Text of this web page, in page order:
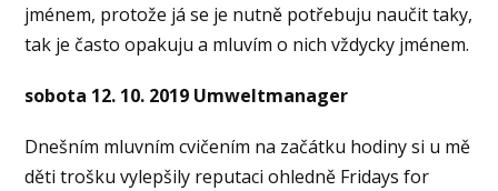
jménem, protože já se je nutně potřebuju naučit taky,
tak je často opakuju a mluvím o nich vždycky jménem.
sobota 12. 10. 2019 Umweltmanager
Dnešním mluvním cvičením na začátku hodiny si u mě
děti trošku vylepšily reputaci ohledně Fridays for